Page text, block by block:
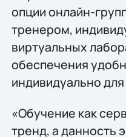
опции онлайн-
тренером,
виртуальных
обеспечения
индивидуально
«Обучение как
тренд, а данность